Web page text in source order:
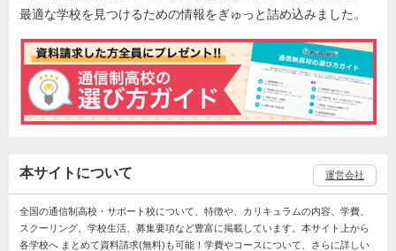
最適な学校を見つけるための情報をぎゅっと詰め込みました。
本サイトについて 運営会社
全国の通信制高校・サポート校について、特徴や、カリキュラムの内容、学費、
スクーリング、学校生活、募集要項など豊富に掲載しています。本サイト上から
各学校へ まとめて資料請求(無料)も可能！学費やコースについて、さらに詳しい